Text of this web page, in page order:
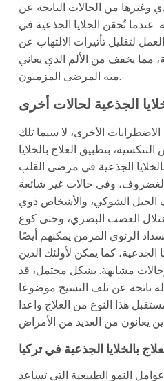
وغيرها من الحالات الناتجة عن
عندما تُحقن الخلايا الجذعية في
لتقليل تأثيرات الالتهاب عن
مما يخفف من الألم الذي يعاني
منه المرضى المزمنون.
الجذعية لحالات أخرى
الأخرى، لا سيما تلك
بتطبيق العلاج بالخلايا
الجذعية في مرضى القلب
وفي حالات غير شائعة
الشوكي، والأشخاص ذوي
العصب البصري، وحتى كوع
الرئوي المزمن يمكنهم أيضًا
الجذعية، كما يمكن لأولئك الذين
مشابهة. بشكل محتمل، قد
ناتجة عن تلف النسيج موضوعا
مستقبل هذا النوع من العلاج واعدا
بالخلايا الجذعية في تركيا
النمو الطبيعية التي تساعد